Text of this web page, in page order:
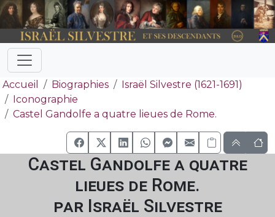
Accueil Biographies
Israël Silvestre (1621-1691)
Iconographie
Castel Gandolfe a quatre lieues de Rome.
Castel Gandolfe a quatre
lieues de Rome.
par Israël Silvestre